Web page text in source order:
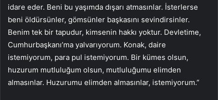
idare eder. Beni bu yaşımda dışarı atmasınlar. İsterlerse
beni öldürsünler, gömsünler başkasını sevindirsinler.
Benim tek bir tapudur, kimsenin hakkı yoktur. Devletime,
Cumhurbaşkanı’ma yalvarıyorum. Konak, daire
istemiyorum, para pul istemiyorum. Bir kümes olsun,
huzurum mutluluğum olsun, mutluluğumu elimden
almasınlar. Huzurumu elimden almasınlar, istemiyorum.”